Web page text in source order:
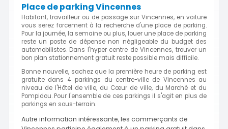
Place de parking Vincennes
Habitant, travailleur ou de passage sur Vincennes, en voiture
vous serez forcement à la recherche d'une place de parking.
Pour la journée, la semaine ou plus, louer une place de parking
reste un poste de dépense non négligeable du budget des
automobilistes. Dans l'hyper centre de Vincennes, trouver un
bon plan stationnement gratuit reste possible mais difficile.
Bonne nouvelle, sachez que la première heure de parking est
gratuite dans 4 parkings du centre-ville de Vincennes au
niveau de l'Hôtel de ville, du Cœur de ville, du Marché et du
Pompidou. Pour l'ensemble de ces parkings il s'agit en plus de
parkings en sous-terrain.
Autre information intéressante, les commerçants de